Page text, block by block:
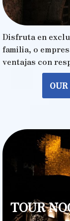
Disfruta en
familia, o
ventajas con
TOUR